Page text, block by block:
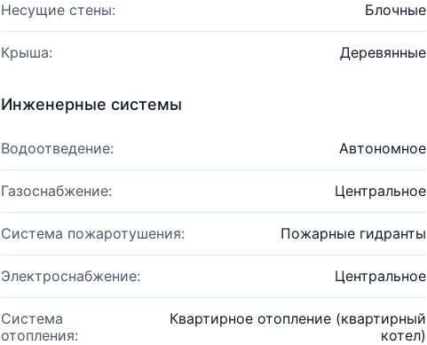
Несущие стены: Блочные
Крыша: Деревянные
Инженерные системы
Водоотведение: Автономное
Газоснабжение: Центральное
Система пожаротушения: Пожарные гидранты
Электроснабжение: Центральное
Система
отопления:
Квартирное отопление (квартирный
котел)